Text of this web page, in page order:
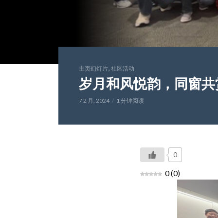
主页幻灯片, 社区活动
岁月和风悦韵，同窗
7 2 月, 2024 1 分钟阅读
0
0(0)